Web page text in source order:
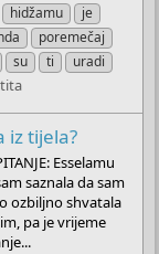
hidžamu
je
poremečaj
su ti
uradi
iz tijela?
Esselamu
saznala da sam
ozbiljno shvatala
pa je vrijeme